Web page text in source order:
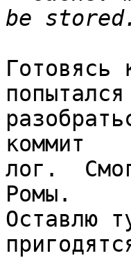
Готовясь
попытался
коммит
лог.
Ромы.
Оставлю